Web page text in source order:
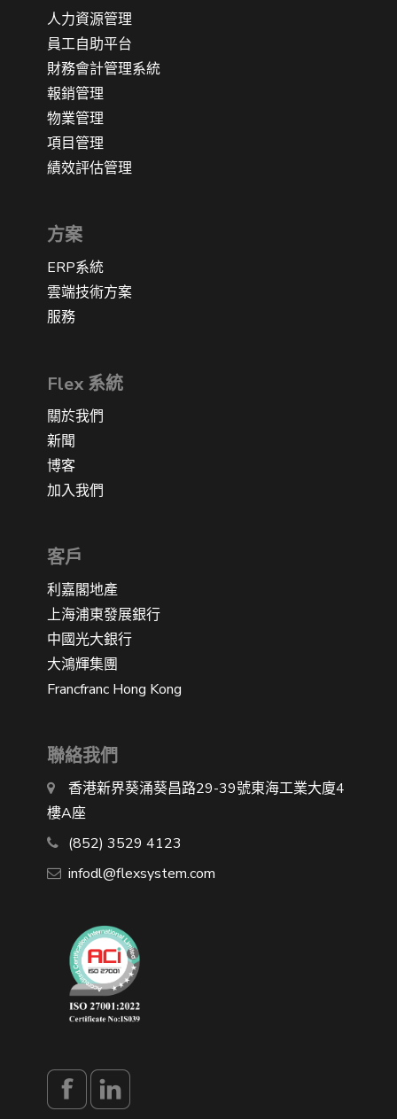
人力資源管理
員工自助平台
財務會計管理系統
報銷管理
物業管理
項目管理
績效評估管理
方案
ERP系統
雲端技術方案
服務
Flex 系統
關於我們
新聞
博客
加入我們
客戶
利嘉閣地產
上海浦東發展銀行
中國光大銀行
大鴻輝集團
Francfranc Hong Kong
聯絡我們
香港新界葵涌葵昌路29-39號東海工業大廈4
樓A座
(852) 3529 4123
infodl@flexsystem.com